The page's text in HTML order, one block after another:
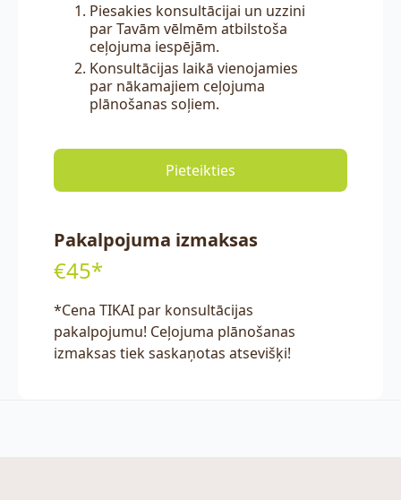
Piesakies konsultācijai un uzzini
par Tavām vēlmēm atbilstoša
ceļojuma iespējām.
Konsultācijas laikā vienojamies
par nākamajiem ceļojuma
plānošanas soļiem.
Pieteikties
Pakalpojuma izmaksas
€45*
*Cena TIKAI par konsultācijas
pakalpojumu! Ceļojuma plānošanas
izmaksas tiek saskaņotas atsevišķi!